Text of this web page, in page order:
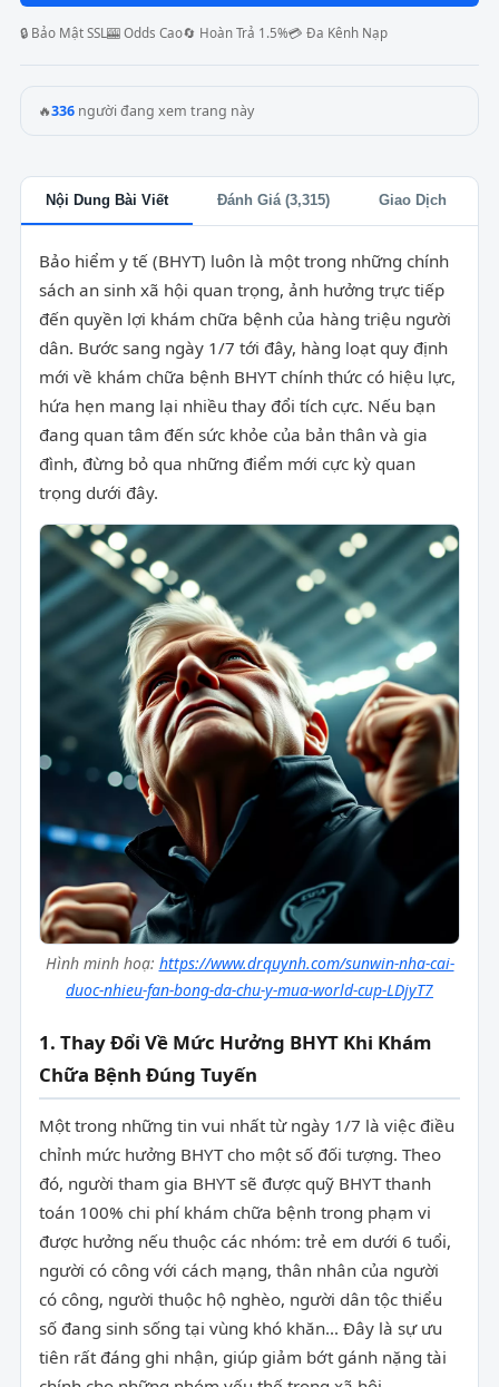
🔒 Bảo Mật SSL🎰 Odds Cao🔄 Hoàn Trả 1.5%💳 Đa Kênh Nạp
🔥336 người đang xem trang này
Nội Dung Bài Viết Đánh Giá (3,315) Giao Dịch
Bảo hiểm y tế (BHYT) luôn là một trong những chính
sách an sinh xã hội quan trọng, ảnh hưởng trực tiếp
đến quyền lợi khám chữa bệnh của hàng triệu người
dân. Bước sang ngày 1/7 tới đây, hàng loạt quy định
mới về khám chữa bệnh BHYT chính thức có hiệu lực,
hứa hẹn mang lại nhiều thay đổi tích cực. Nếu bạn
đang quan tâm đến sức khỏe của bản thân và gia
đình, đừng bỏ qua những điểm mới cực kỳ quan
trọng dưới đây.
Hình minh hoạ: https://www.drquynh.com/sunwin-nha-cai-
duoc-nhieu-fan-bong-da-chu-y-mua-world-cup-LDjyT7
1. Thay Đổi Về Mức Hưởng BHYT Khi Khám
Chữa Bệnh Đúng Tuyến
Một trong những tin vui nhất từ ngày 1/7 là việc điều
chỉnh mức hưởng BHYT cho một số đối tượng. Theo
đó, người tham gia BHYT sẽ được quỹ BHYT thanh
toán 100% chi phí khám chữa bệnh trong phạm vi
được hưởng nếu thuộc các nhóm: trẻ em dưới 6 tuổi,
người có công với cách mạng, thân nhân của người
có công, người thuộc hộ nghèo, người dân tộc thiểu
số đang sinh sống tại vùng khó khăn... Đây là sự ưu
tiên rất đáng ghi nhận, giúp giảm bớt gánh nặng tài